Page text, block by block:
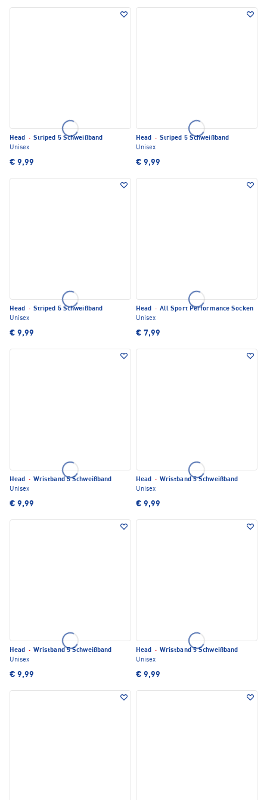
Head · Striped 5 Schweißband
Unisex
€ 9,99
Head · Striped 5 Schweißband
Unisex
€ 9,99
Head · Striped 5 Schweißband
Unisex
€ 9,99
Head · All Sport Performance Socken
Unisex
€ 7,99
Head · Wristband 5 Schweißband
Unisex
€ 9,99
Head · Wristband 5 Schweißband
Unisex
€ 9,99
Head · Wristband 5 Schweißband
Unisex
€ 9,99
Head · Wristband 5 Schweißband
Unisex
€ 9,99